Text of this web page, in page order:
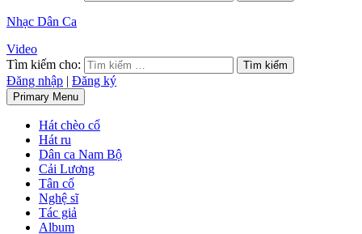
Nhạc Dân Ca
Video
Tìm kiếm cho:
Đăng nhập | Đăng ký
Primary Menu
Hát chèo cổ
Hát ru
Dân ca Nam Bộ
Cải Lương
Tân cổ
Nghệ sĩ
Tác giả
Album